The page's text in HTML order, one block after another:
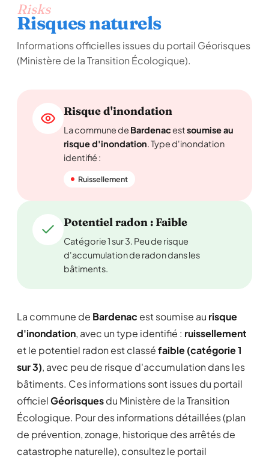
Risks
Risques naturels
Informations officielles issues du portail Géorisques
(Ministère de la Transition Écologique).
Risque d'inondation
La commune de Bardenacestsoumise au
risque d'inondation. Type d'inondation
identifié :
Ruissellement
Potentiel radon : Faible
Catégorie 1 sur 3. Peu de risque
d'accumulation de radon dans les
bâtiments.
La commune de Bardenac est soumise au risque
d'inondation, avec un type identifié : ruissellement
et le potentiel radon est classéfaible (catégorie 1
sur 3), avec peu de risque d'accumulation dans les
bâtiments. Ces informations sont issues du portail
officielGéorisquesdu Ministère de la Transition
Écologique. Pour des informations détaillées (plan
de prévention, zonage, historique des arrêtés de
catastrophe naturelle), consultez le portail